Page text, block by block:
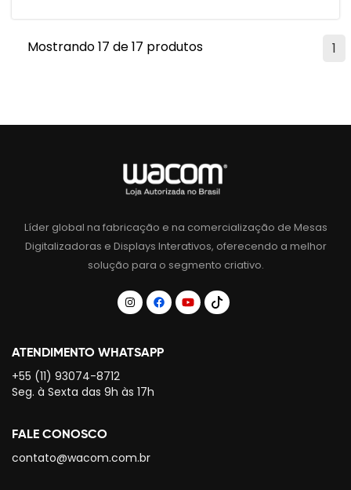
1
Mostrando 17 de 17 produtos
Líder global na fabricação e na comercialização de Mesas
Digitalizadoras e Displays Interativos, oferecendo a melhor
solução para o segmento criativo.
ATENDIMENTO WHATSAPP
+55 (11) 93074-8712
Seg. à Sexta das 9h às 17h
FALE CONOSCO
contato@wacom.com.br